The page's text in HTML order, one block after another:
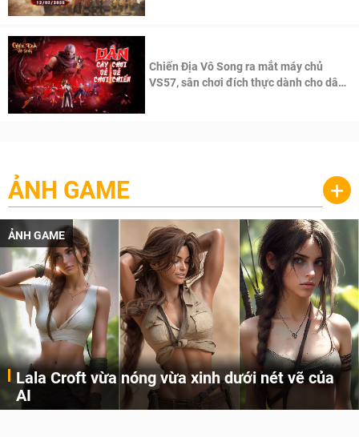
Chiến Địa Vô Song ra mắt máy chủ
VS57, sân chơi đích thực dành cho dân
ẢNH GAME +
ẢNH GAME
Lala Croft vừa nóng vừa xinh dưới nét vẽ của
AI